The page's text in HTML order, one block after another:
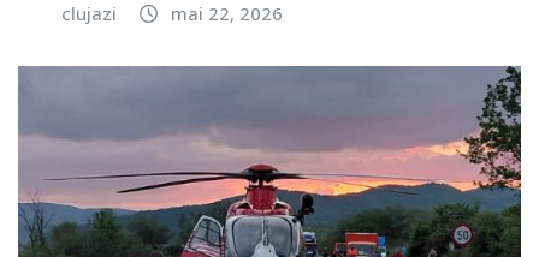
clujazi mai 22, 2026